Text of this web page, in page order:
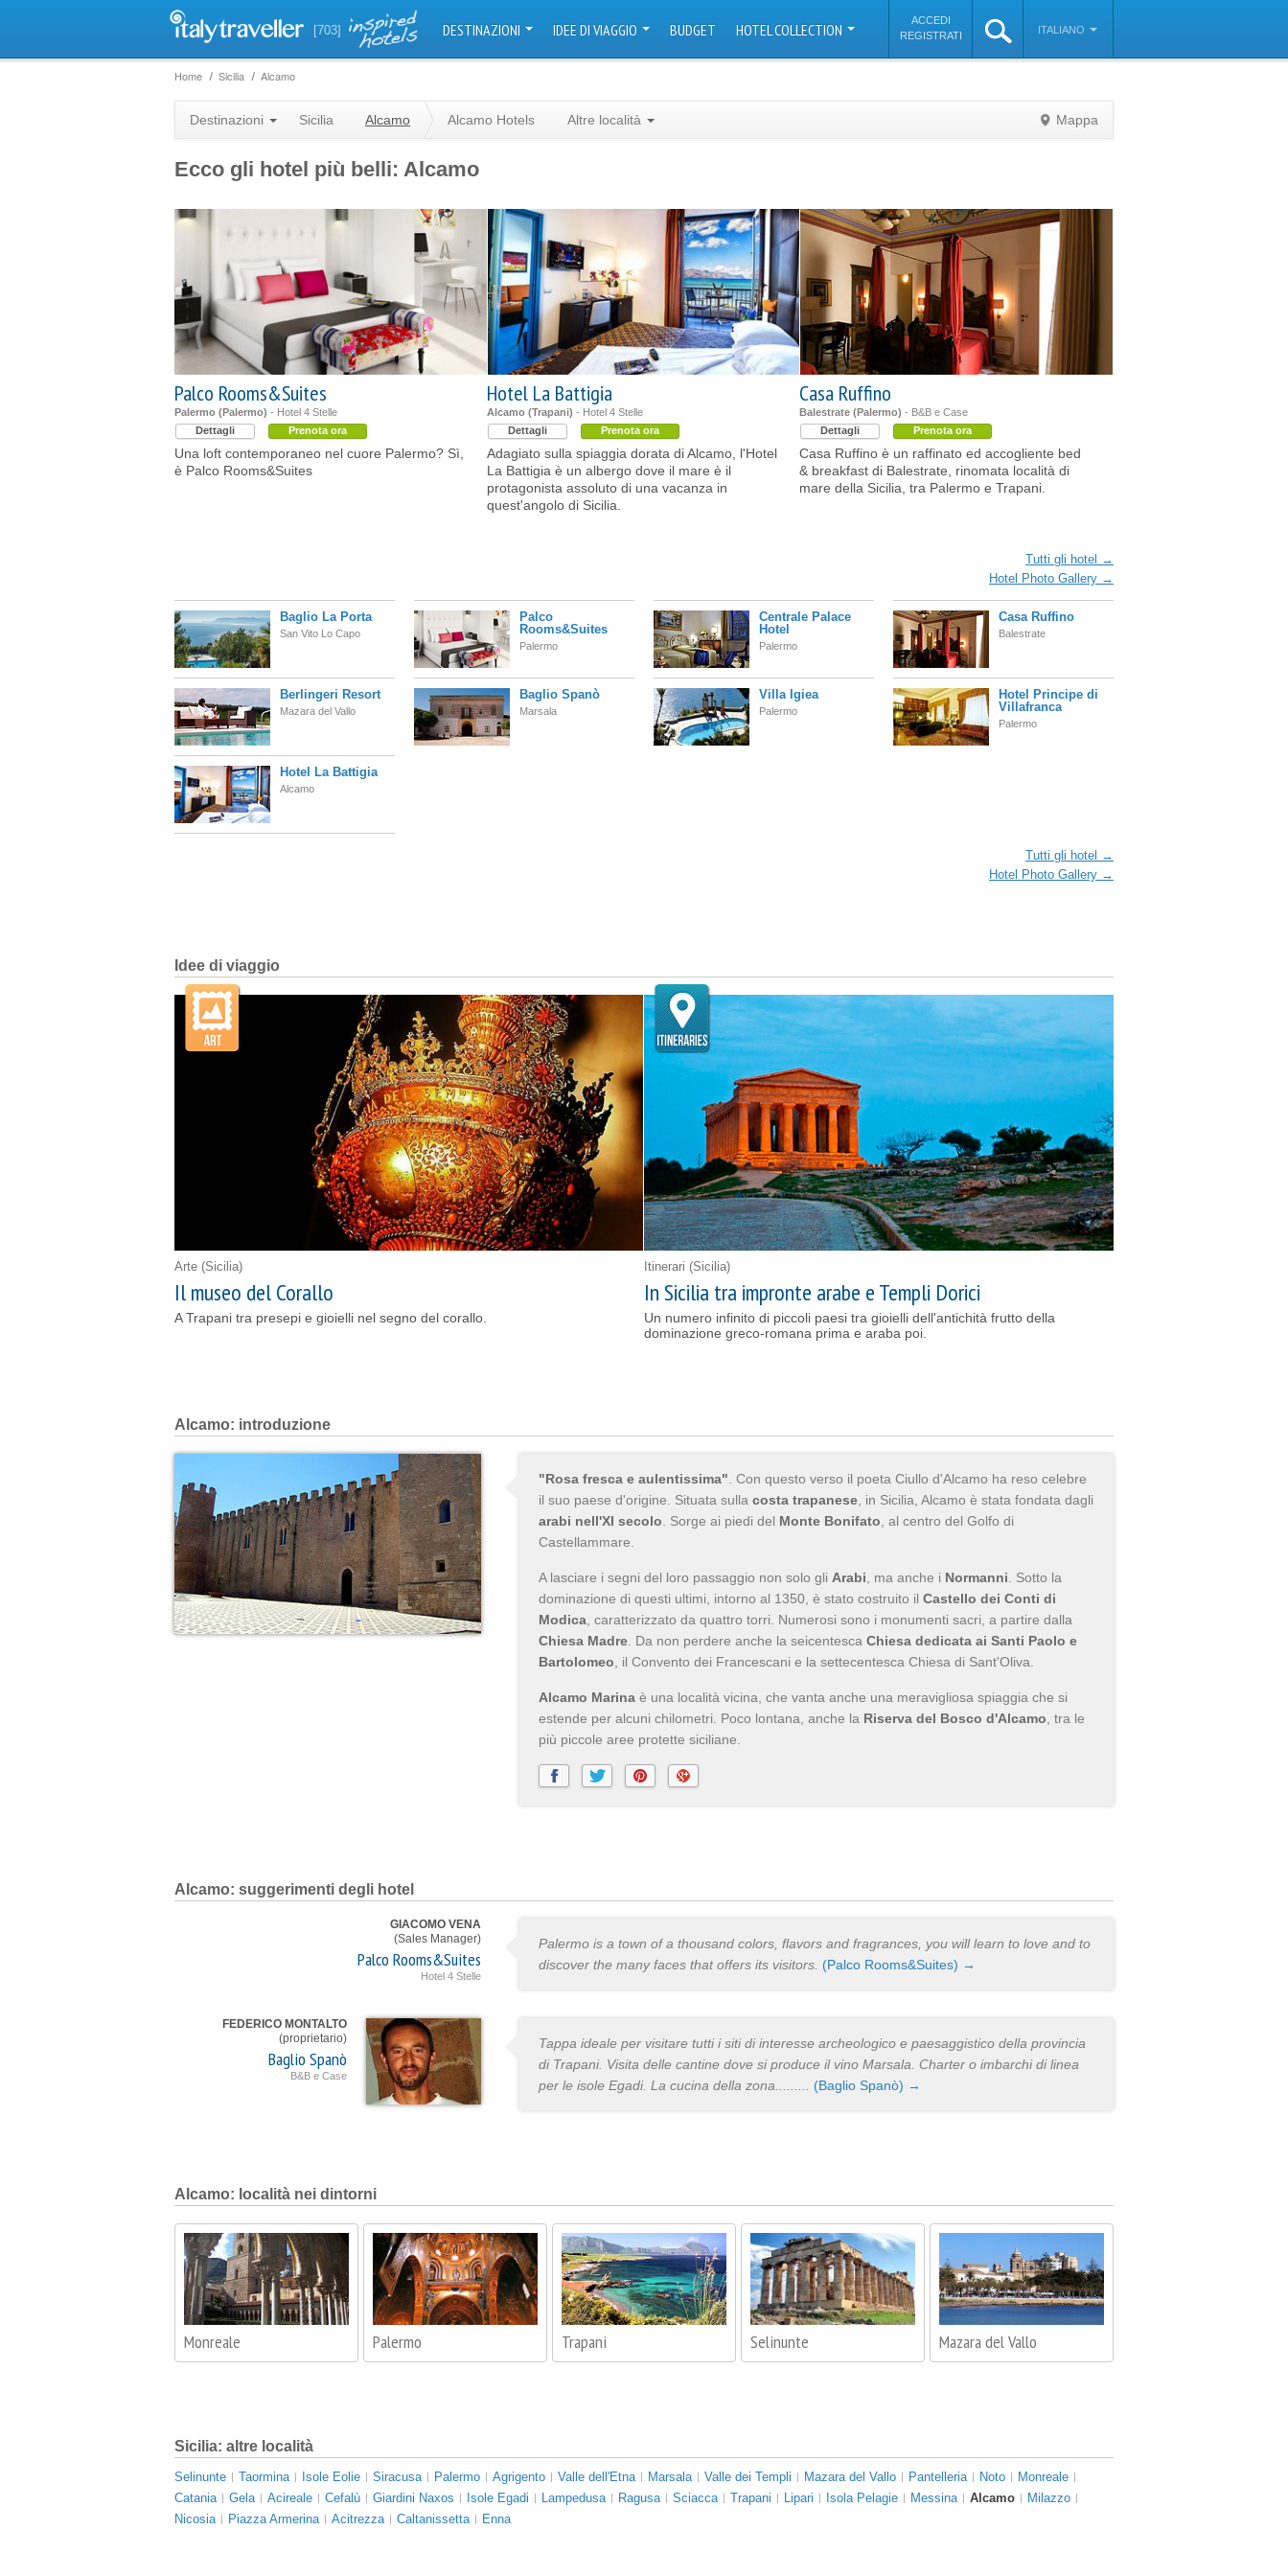
[703] DESTINAZIONI IDEE DI VIAGGIO BUDGET HOTEL COLLECTION
ACCEDI
REGISTRATI
ITALIANO
Home Sicilia Alcamo
Destinazioni Sicilia Alcamo Alcamo Hotels Altre località Mappa
OpenStreetMap contributors
Ecco gli hotel più belli: Alcamo
Palco Rooms&Suites
Palermo (Palermo) - Hotel 4 Stelle
Dettagli
Prenota ora
Una loft contemporaneo nel cuore Palermo? Sì,
è Palco Rooms&Suites
Hotel La Battigia
Alcamo (Trapani) - Hotel 4 Stelle
Dettagli
Prenota ora
Adagiato sulla spiaggia dorata di Alcamo, l'Hotel
La Battigia è un albergo dove il mare è il
protagonista assoluto di una vacanza in
quest'angolo di Sicilia.
Casa Ruffino
Balestrate (Palermo) - B&B e Case
Dettagli
Prenota ora
Casa Ruffino è un raffinato ed accogliente bed
& breakfast di Balestrate, rinomata località di
mare della Sicilia, tra Palermo e Trapani.
Tutti gli hotel →
Hotel Photo Gallery →
Baglio La Porta
San Vito Lo Capo
Palco
Rooms&Suites
Palermo
Centrale Palace
Hotel
Palermo
Casa Ruffino
Balestrate
Berlingeri Resort
Mazara del Vallo
Baglio Spanò
Marsala
Villa Igiea
Palermo
Hotel Principe di
Villafranca
Palermo
Hotel La Battigia
Alcamo
Tutti gli hotel →
Hotel Photo Gallery →
Idee di viaggio
Arte (Sicilia)
Il museo del Corallo
A Trapani tra presepi e gioielli nel segno del corallo.
Itinerari (Sicilia)
In Sicilia tra impronte arabe e Templi Dorici
Un numero infinito di piccoli paesi tra gioielli dell'antichità frutto della
dominazione greco-romana prima e araba poi.
Alcamo: introduzione
"Rosa fresca e aulentissima" . Con questo verso il poeta Ciullo d'Alcamo ha reso celebre
il suo paese d'origine. Situata sulla costa trapanese , in Sicilia, Alcamo è stata fondata dagli
arabi nell'XI secolo . Sorge ai piedi del Monte Bonifato , al centro del Golfo di
Castellammare.
A lasciare i segni del loro passaggio non solo gli Arabi , ma anche i Normanni . Sotto la
dominazione di questi ultimi, intorno al 1350, è stato costruito il Castello dei Conti di
Modica , caratterizzato da quattro torri. Numerosi sono i monumenti sacri, a partire dalla
Chiesa Madre . Da non perdere anche la seicentesca Chiesa dedicata ai Santi Paolo e
Bartolomeo , il Convento dei Francescani e la settecentesca Chiesa di Sant'Oliva.
Alcamo Marina è una località vicina, che vanta anche una meravigliosa spiaggia che si
estende per alcuni chilometri. Poco lontana, anche la Riserva del Bosco d'Alcamo , tra le
più piccole aree protette siciliane.
Alcamo: suggerimenti degli hotel
GIACOMO VENA
(Sales Manager)
Palco Rooms&Suites
Hotel 4 Stelle
Palermo is a town of a thousand colors, flavors and fragrances, you will learn to love and to
discover the many faces that offers its visitors. (Palco Rooms&Suites) →
FEDERICO MONTALTO
(proprietario)
Baglio Spanò
B&B e Case
Tappa ideale per visitare tutti i siti di interesse archeologico e paesaggistico della provincia
di Trapani. Visita delle cantine dove si produce il vino Marsala. Charter o imbarchi di linea
per le isole Egadi. La cucina della zona......... (Baglio Spanò) →
Alcamo: località nei dintorni
Monreale Palermo Trapani Selinunte Mazara del Vallo
Sicilia: altre località
Selinunte Taormina Isole Eolie Siracusa Palermo Agrigento Valle dell'Etna Marsala Valle dei Templi Mazara del Vallo Pantelleria Noto
Monreale
Catania
Gela Acireale Cefalù Giardini Naxos Isole Egadi Lampedusa Ragusa Sciacca Trapani Lipari Isola Pelagie Messina Alcamo
Milazzo
Nicosia
Piazza Armerina Acitrezza Caltanissetta Enna